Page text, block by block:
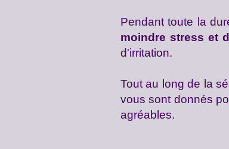
Pendant toute la
moindre stress et
d'irritation.
Tout au long de la
vous sont donnés
agréables.